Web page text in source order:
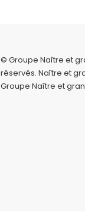
© Groupe Naître et
réservés. Naître et
Groupe Naître et